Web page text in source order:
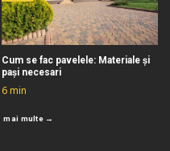
Cum se fac pavelele: Materiale și
pași necesari
6min
mai multe →